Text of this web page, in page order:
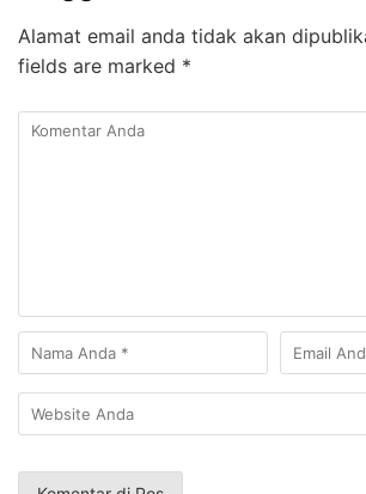
Alamat email anda tidak akan
fields are marked *